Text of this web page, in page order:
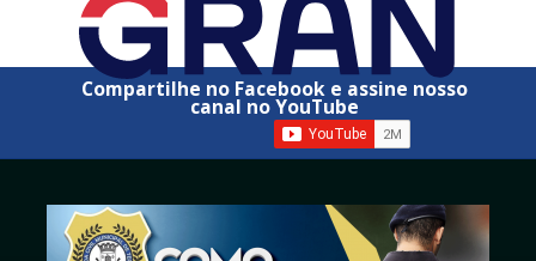
Compartilhe no Facebook e assine nosso
canal no YouTube